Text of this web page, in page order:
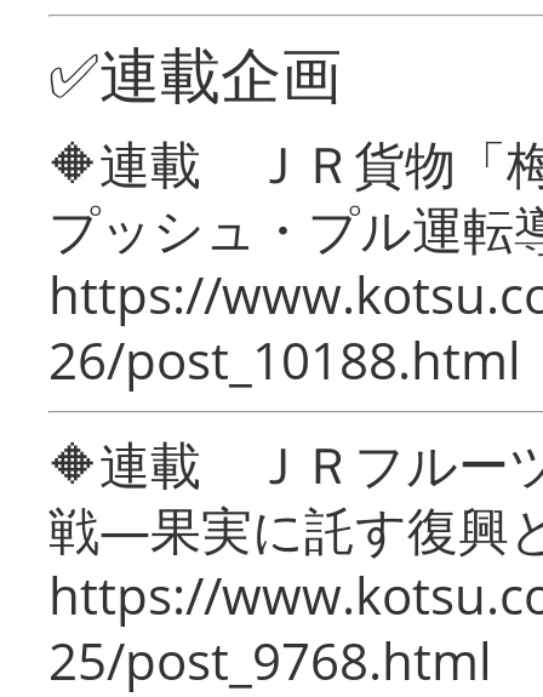
✅連載企画
🔶連載 ＪＲ貨物「
プッシュ・プル運転
https://
26/post_10188.html
🔶連載 ＪＲフルー
戦―果実に託す復興
https://
25/post_9768.html